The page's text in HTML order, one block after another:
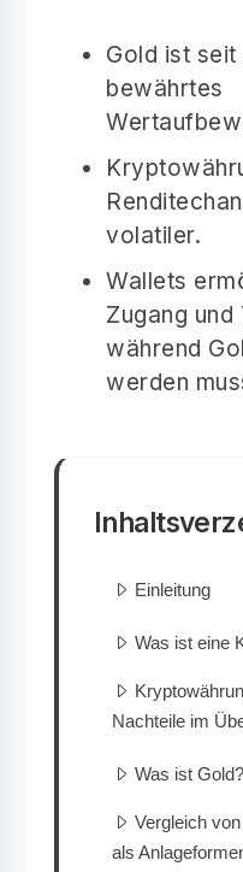
Gold ist seit
bewährtes
volatiler.
Wallets
Zugang
während
werden
Einleitung
Was ist eine
Nachteile im
Was ist Gold?
Vergleich
als